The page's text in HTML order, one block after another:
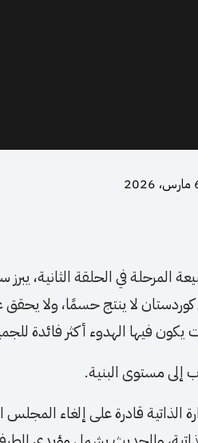
في الحلقة الثانية، يبرز
لا ينتج حسمًا، ولا يحقق
يكون فيها الهدوء أكثر فائدة
إلى مستوى البنية.
قادرة على إلغاء المجلس